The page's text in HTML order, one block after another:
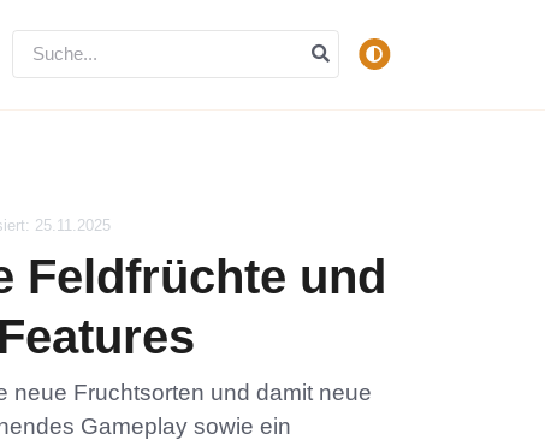
25.11.2025
Feldfrüchte und
neue Fruchtsorten und damit neue
Gameplay sowie ein